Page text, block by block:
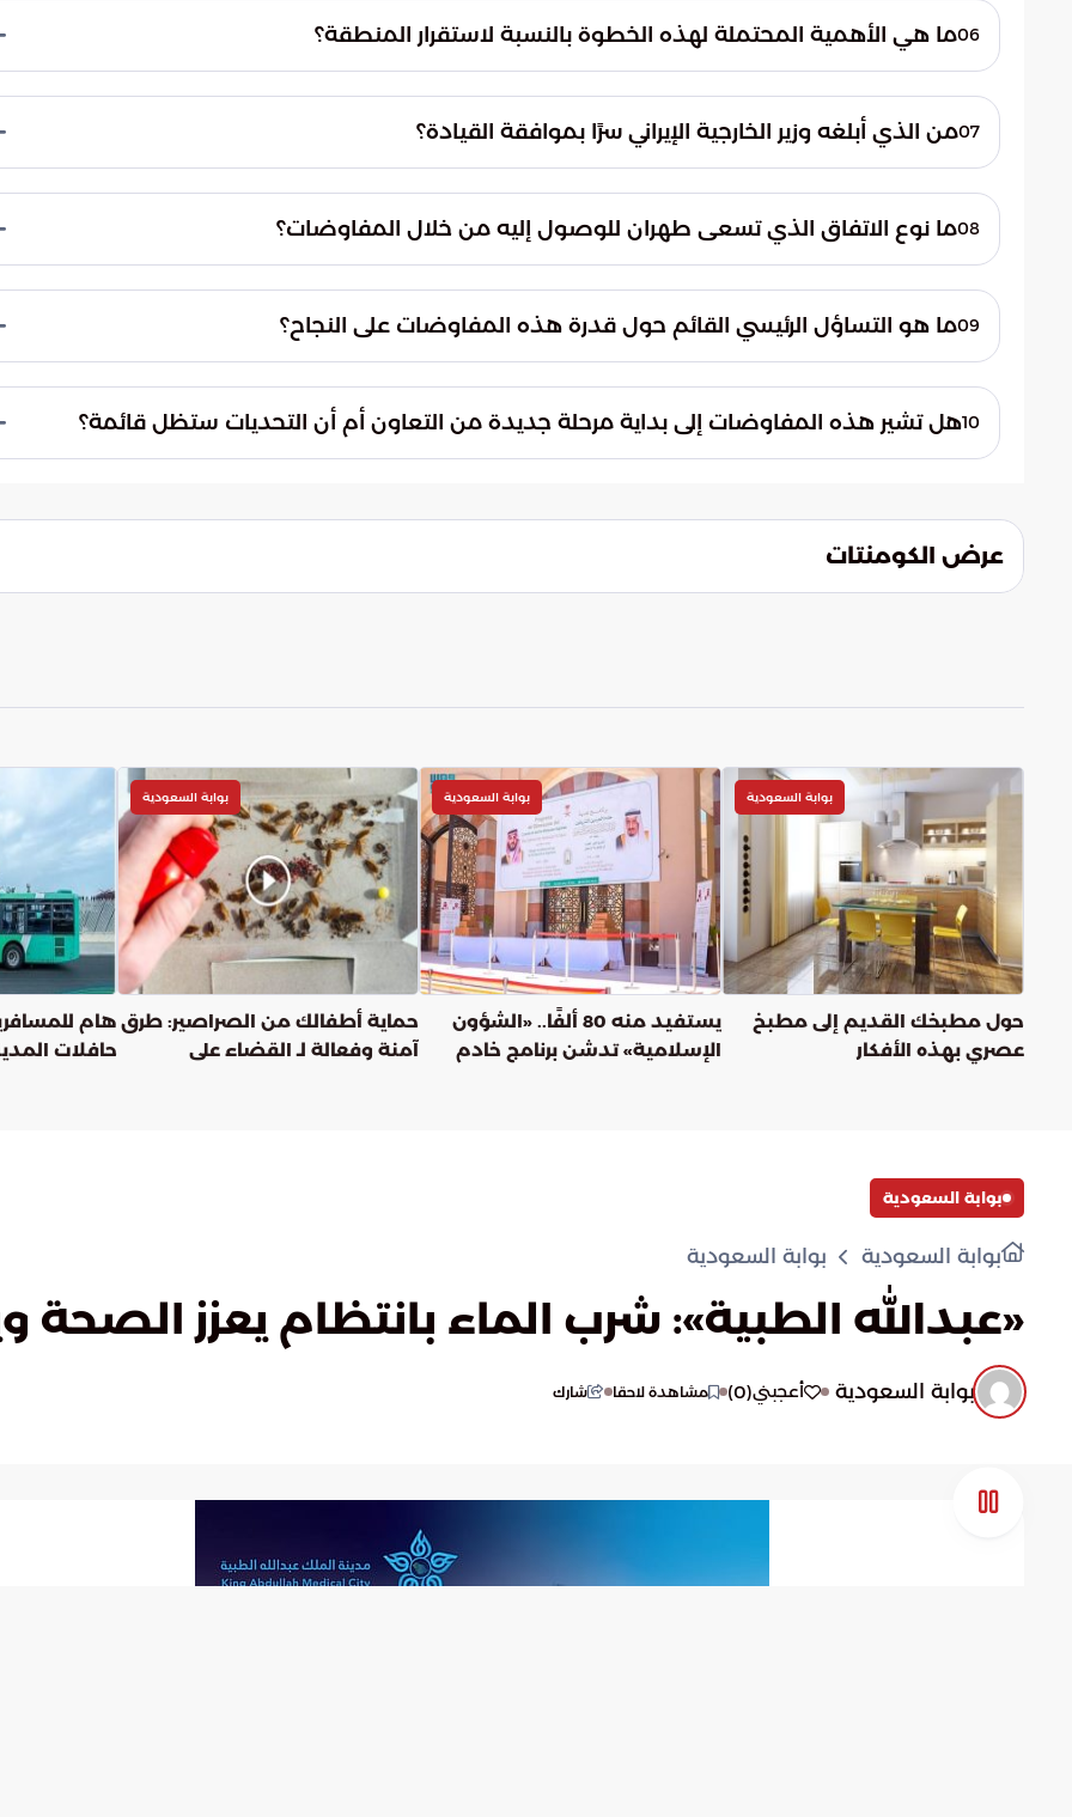
دبلوماسية طال انتظارها ويغير ديناميكية العلاقة بين الطرفين.06ما هي الأهمية المحتملة لهذه الخطوة بالنسبة لاستقرار المنطقة؟
التوترات بين القوى الرئيسية يؤثر إيجابًا على البيئة الأمنية الإقليمية.07من الذي أبلغه وزير الخارجية الإيراني سرًا بموافقة القيادة؟
الإيرانية العليا على خوض المفاوضات.08ما نوع الاتفاق الذي تسعى طهران للوصول إليه من خلال المفاوضات؟
الاتفاق إلى خلق بيئة أكثر سلامًا واستقرارًا.09ما هو التساؤل الرئيسي القائم حول قدرة هذه المفاوضات على النجاح؟
تطلعات جميع الأطراف المعنية. هذا هو التحدي الأكبر للدبلوماسية المستقبلية.10هل تشير هذه المفاوضات إلى بداية مرحلة جديدة من التعاون أم أن التحديات ستظل قائمة؟
عرض الكومنتات
بوابة السعودية
حول مطبخك القديم إلى مطبخ
عصري بهذه الأفكار
بوابة السعودية
يستفيد منه 80 ألفًا.. «الشؤون
الإسلامية» تدشن برنامج خادم
بوابة السعودية
حماية أطفالك من الصراصير: طرق
آمنة وفعالة لـ القضاء على
هام
حافلات
بوابة السعودية
بوابة السعودية بوابة السعودية
«عبدالله الطبية»: شرب الماء بانتظام يعزز الصحة
بوابة السعودية أعجبني(
0
) مشاهدة لاحقا شارك